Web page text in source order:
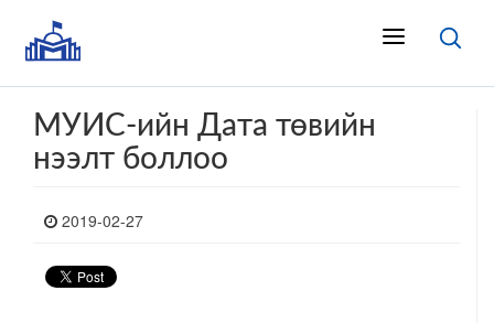
МУИС-ийн Дата төвийн
нээлт боллоо
2019-02-27